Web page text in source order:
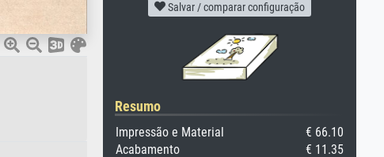
Salvar / comparar configuração
Resumo
Impressão e Material
€ 66.10
Acabamento
€ 11.35